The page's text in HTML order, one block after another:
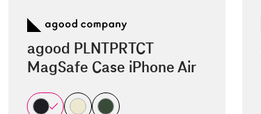
agood PLNTPRTCT
MagSafe Case iPhone Air